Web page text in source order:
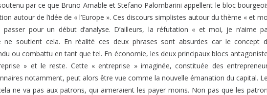
par ce que Bruno Amable et Stefano Palombarini appellent le bloc
autour de l’idée de « l’Europe ». Ces discours simplistes autour du thème « et
passer pour un début d’analyse. D’ailleurs, la réfutation « et moi, je n’aime
ne soutient cela. En réalité ces deux phrases sont absurdes car le concept
ou combattu en tant que tel. En économie, les deux principaux blocs
» et le reste. Cette « entreprise » imaginée, constituée des
notamment, peut alors être vue comme la nouvelle émanation du capital.
ne va pas aux patrons, qui aimeraient les payer moins. Non pas que les